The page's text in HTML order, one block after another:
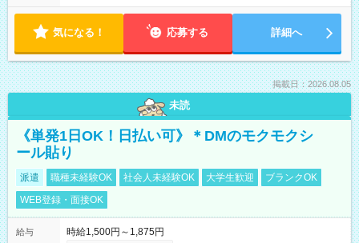
気になる！ 応募する 詳細へ
掲載日：2026.08.05
未読
《単発1日OK！日払い可》＊DMのモクモクシ
ール貼り
派遣 職種未経験OK 社会人未経験OK 大学生歓迎
ブランクOK
WEB登録・面接OK
給与
時給1,500円～1,875円